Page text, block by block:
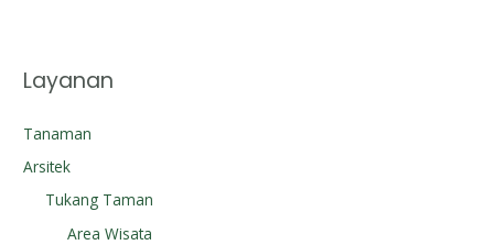
Layanan
Tanaman
Arsitek
Tukang Taman
Area Wisata